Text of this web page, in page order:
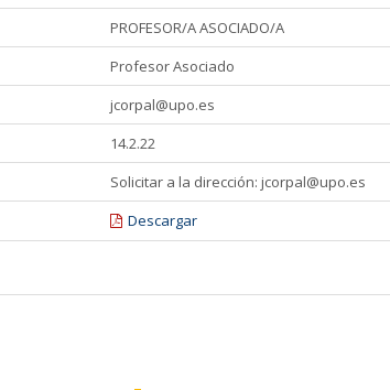
PROFESOR/A ASOCIADO/A
Profesor Asociado
jcorpal@upo.es
14.2.22
Solicitar a la dirección: jcorpal@upo.es
Descargar